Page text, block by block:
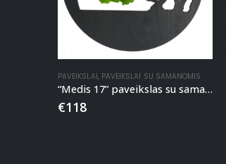
PAVEIKSLAI, PAVEIKSLAI SU SAMANOMIS
“Medis 17” paveikslas su samanomis
€118